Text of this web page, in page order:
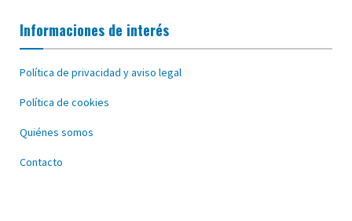
Informaciones de interés
Política de privacidad y aviso legal
Política de cookies
Quiénes somos
Contacto